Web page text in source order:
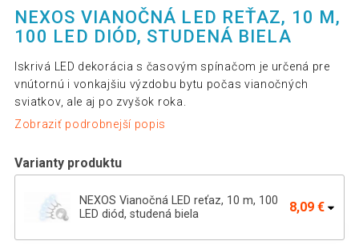
NEXOS VIANOČNÁ LED REŤAZ, 10 M,
100 LED DIÓD, STUDENÁ BIELA
Iskrivá LED dekorácia s časovým spínačom je určená pre
vnútornú i vonkajšiu výzdobu bytu počas vianočných
sviatkov, ale aj po zvyšok roka.
Zobraziť podrobnejší popis
Varianty produktu
NEXOS Vianočná LED reťaz, 10 m, 100
LED diód, studená biela
8,09 €